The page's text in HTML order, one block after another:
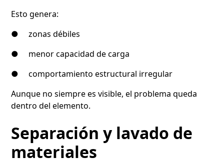
Esto genera:
● zonas débiles
● menor capacidad de carga
● comportamiento estructural irregular
Aunque no siempre es visible, el problema queda
dentro del elemento.
Separación y lavado de
materiales